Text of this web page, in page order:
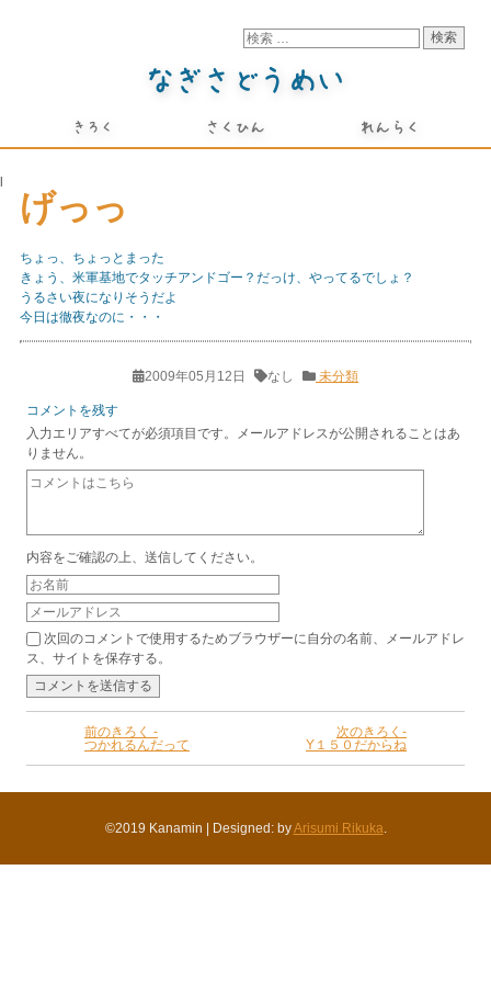
げっっ
ちょっ、ちょっとまった
きょう、米軍基地でタッチアンドゴー？だっけ、やってるでしょ？
うるさい夜になりそうだよ
今日は徹夜なのに・・・
2009年05月12日 なし 未分類
コメントを残す
入力エリアすべてが必須項目です。メールアドレスが公開されることはあ
りません。
内容をご確認の上、送信してください。
次回のコメントで使用するためブラウザーに自分の名前、メールアドレ
ス、サイトを保存する。
前のきろく -
つかれるんだって
次のきろく-
Y１５０だからね
©2019 Kanamin | Designed: byArisumi Rikuka